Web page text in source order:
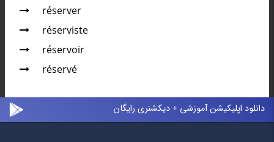
réserver
réserviste
réservoir
réservé
دانلود اپلیکیشن آموزشی + دیکشنری رایگان